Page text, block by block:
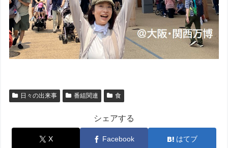
日々の出来事 番組関連 食
シェアする
X Facebook はてブ